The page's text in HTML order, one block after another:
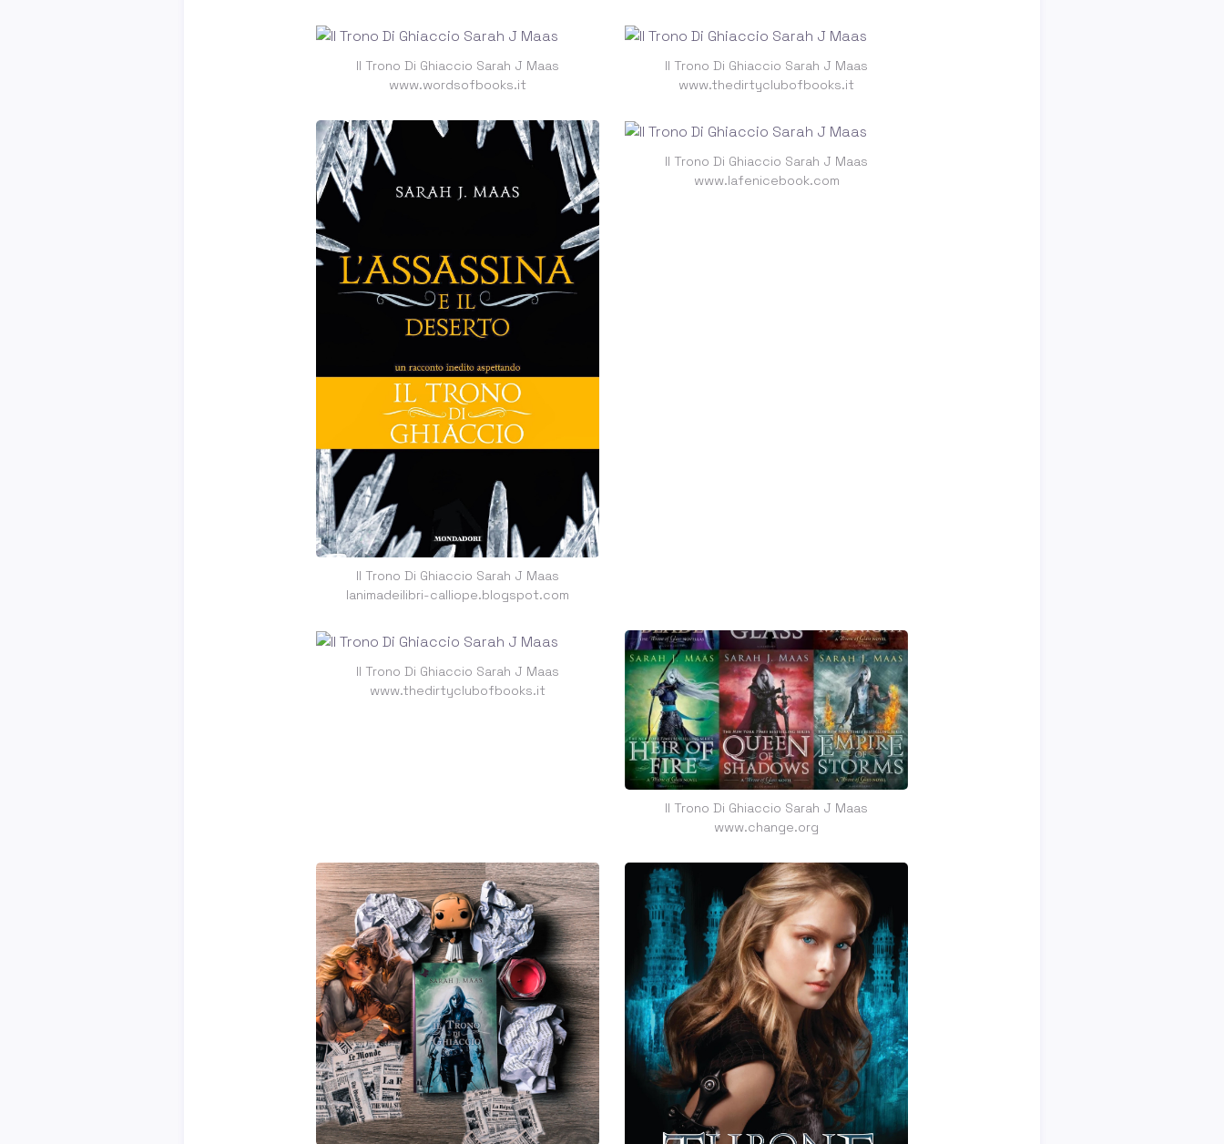
Il Trono Di Ghiaccio Sarah J Maas
www.wordsofbooks.it
Il Trono Di Ghiaccio Sarah J Maas
www.thedirtyclubofbooks.it
Il Trono Di Ghiaccio Sarah J Maas
lanimadeilibri-calliope.blogspot.com
Il Trono Di Ghiaccio Sarah J Maas
www.lafenicebook.com
Il Trono Di Ghiaccio Sarah J Maas
www.thedirtyclubofbooks.it
Il Trono Di Ghiaccio Sarah J Maas
www.change.org